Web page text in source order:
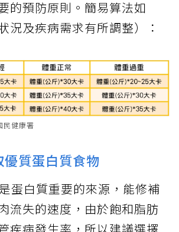
的預防原則。簡易算法如
況及疾病需求有所調整）：
民健康署
質蛋白質食物
蛋白質重要的來源，能修補
流失的速度，由於飽和脂肪